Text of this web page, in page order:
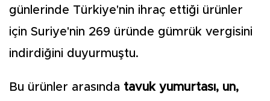
günlerinde Türkiye'nin ihraç ettiği ürünler
için Suriye'nin 269 üründe gümrük vergisini
indirdiğini duyurmuştu.
Bu ürünler arasında tavuk yumurtası, un,